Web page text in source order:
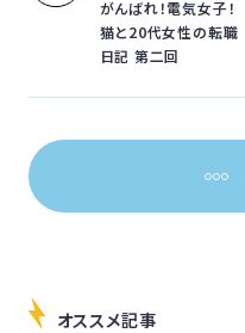
がんばれ！電気女子！
猫と20代女性の転職
日記 第二回
オススメ記事